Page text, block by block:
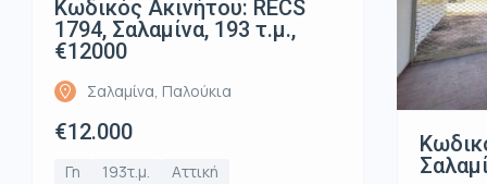
Κωδικός Ακινήτου: RECS
1794, Σαλαμίνα, 193 τ.μ.,
€12000
Σαλαμίνα, Παλούκια
€12.000
Γη 193τ.μ.
Αττική